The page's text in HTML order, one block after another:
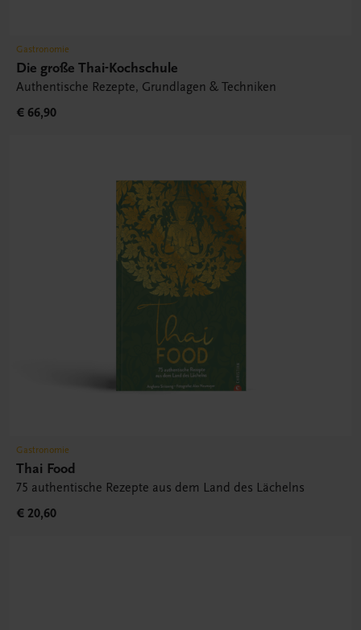
Gastronomie
Die große Thai-Kochschule
Authentische Rezepte, Grundlagen & Techniken
€ 66,90
Gastronomie
Thai Food
75 authentische Rezepte aus dem Land des Lächelns
€ 20,60